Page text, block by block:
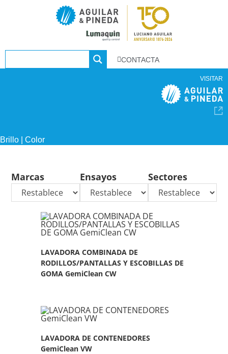
CONTACTA
VISITAR
Brillo | Color
Marcas Ensayos Sectores
LAVADORA COMBINADA DE
RODILLOS/PANTALLAS Y ESCOBILLAS DE
GOMA GemiClean CW
LAVADORA DE CONTENEDORES
GemiClean VW